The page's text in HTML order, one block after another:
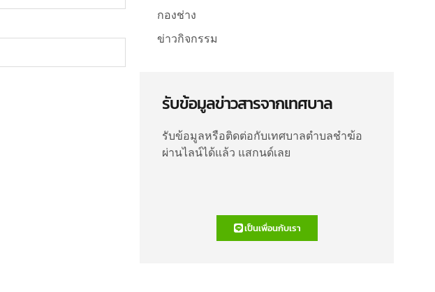
กองช่าง
ข่าวกิจกรรม
รับข้อมูลข่าวสารจากเทศบาล
รับข้อมูลหรือติดต่อกับเทศบาลตำบลชำฆ้อ
ผ่านไลน์ได้แล้ว แสกนด์เลย
เป็นเพื่อนกับเรา